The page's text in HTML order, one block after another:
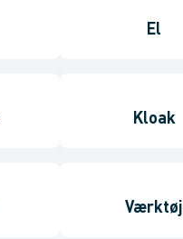
El
Kloak
Værktøj